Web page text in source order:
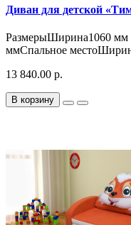
Диван для детской
РазмерыШирина1060 мм
ммСпальное
13 840.00 р.
В корзину